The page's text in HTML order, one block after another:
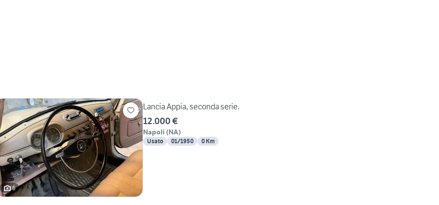
6
Lancia Appia, seconda serie.
12.000 €
Napoli (NA)
Usato 01/1950 0 Km